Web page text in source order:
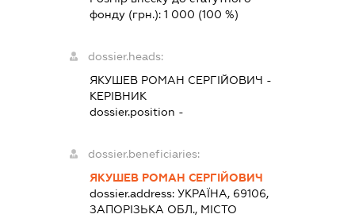
фонду (грн.):1 000 (100 %)
dossier.heads:
ЯКУШЕВ РОМАН СЕРГІЙОВИЧ -
КЕРІВНИК
dossier.position -
dossier.beneficiaries:
ЯКУШЕВ РОМАН СЕРГІЙОВИЧ
dossier.address:УКРАЇНА, 69106,
ЗАПОРІЗЬКА ОБЛ., МІСТО